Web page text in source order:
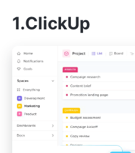
1.ClickUp